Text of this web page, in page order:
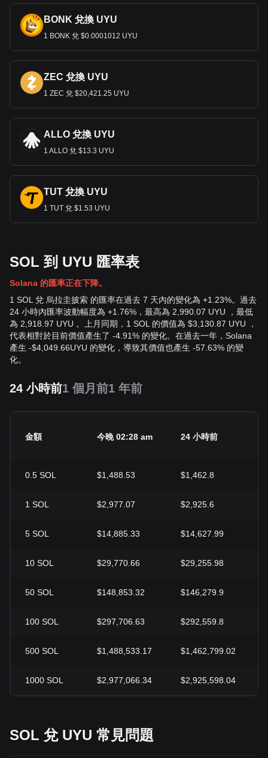
BONK 兌換 UYU
1 BONK 兌 $0.0001012 UYU
ZEC 兌換 UYU
1 ZEC 兌 $20,421.25 UYU
ALLO 兌換 UYU
1 ALLO 兌 $13.3 UYU
TUT 兌換 UYU
1 TUT 兌 $1.53 UYU
SOL 到 UYU 匯率表
Solana 的匯率正在下降。
1 SOL 兌 烏拉圭披索 的匯率在過去 7 天內的變化為 +1.23%。過去
24 小時內匯率波動幅度為 +1.76%，最高為 2,990.07 UYU ，最低
為 2,918.97 UYU 。上月同期，1 SOL 的價值為 $3,130.87 UYU ，
代表相對於目前價值產生了 -4.91% 的變化。在過去一年，Solana
產生 -$4,049.66UYU 的變化，導致其價值也產生 -57.63% 的變
化。
24 小時前1 個月前1 年前
金額 今晚 02:28 am 24 小時前
0.5 SOL $1,488.53 $1,462.8
1 SOL $2,977.07 $2,925.6
5 SOL $14,885.33 $14,627.99
10 SOL $29,770.66 $29,255.98
50 SOL $148,853.32 $146,279.9
100 SOL $297,706.63 $292,559.8
500 SOL $1,488,533.17 $1,462,799.02
1000 SOL $2,977,066.34 $2,925,598.04
SOL 兌 UYU 常見問題